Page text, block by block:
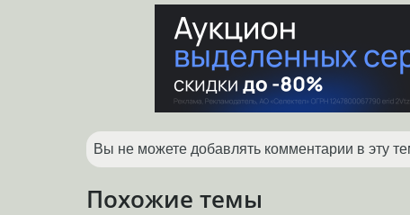
Вы не можете добавлять комментарии в эту
Похожие темы